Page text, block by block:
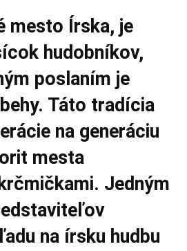
mesto Írska, je
hudobníkov,
poslaním je
Táto tradícia
na generáciu
mesta
Jedným
na írsku hudbu